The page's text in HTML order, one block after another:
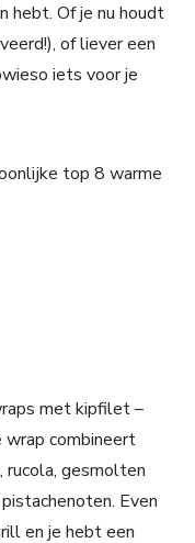
hebt. Of je nu houdt
of liever een
iets voor je
top 8 warme
met kipfilet –
wrap combineert
gesmolten
Even
en je hebt een